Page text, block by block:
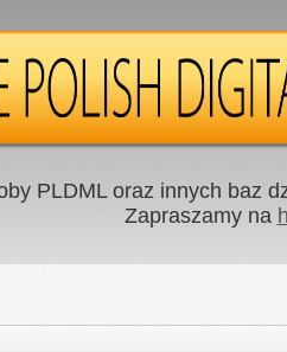
PLDML oraz innych baz
Zapraszamy na